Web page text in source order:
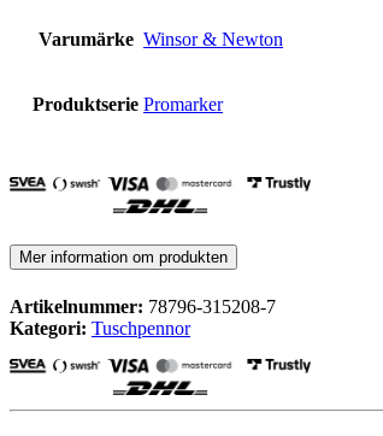
Varumärke Winsor & Newton
Produktserie Promarker
Mer information om produkten
Artikelnummer: 78796-315208-7
Kategori: Tuschpennor